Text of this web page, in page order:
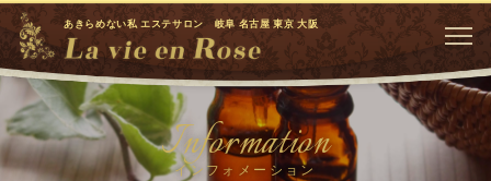
あきらめない私 エステサロン 岐阜 名古屋 東京 大阪
Information
インフォメーション